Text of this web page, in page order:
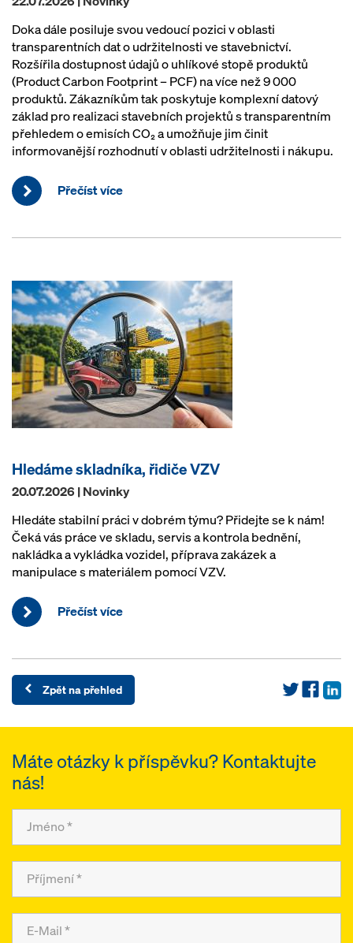
Doka dále posiluje svou vedoucí pozici v oblasti
transparentních dat o udržitelnosti ve stavebnictví.
Rozšířila dostupnost údajů o uhlíkové stopě produktů
(Product Carbon Footprint – PCF) na více než 9 000
produktů. Zákazníkům tak poskytuje komplexní datový
základ pro realizaci stavebních projektů s transparentním
přehledem o emisích CO₂ a umožňuje jim činit
informovanější rozhodnutí v oblasti udržitelnosti i nákupu.
Přečíst více
Hledáme skladníka, řidiče VZV
20.07.2026 | Novinky
Hledáte stabilní práci v dobrém týmu? Přidejte se k nám!
Čeká vás práce ve skladu, servis a kontrola bednění,
nakládka a vykládka vozidel, příprava zakázek a
manipulace s materiálem pomocí VZV.
Přečíst více
Zpět na přehled
Máte otázky k příspěvku? Kontaktujte
nás!